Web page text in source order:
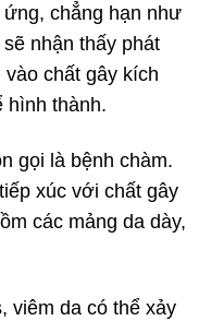
chẳng hạn như
nhận thấy phát
chất gây kích
hình thành.
gọi là bệnh chàm.
xúc với chất gây
các mảng da dày,
viêm da có thể xảy